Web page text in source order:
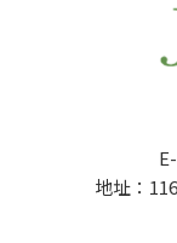
地址：